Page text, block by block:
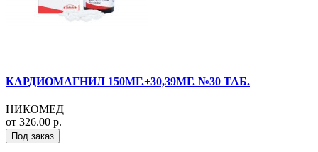
КАРДИОМАГНИЛ 150МГ.+30,39МГ. №30 ТАБ.
НИКОМЕД
от 326.00 р.
Под заказ